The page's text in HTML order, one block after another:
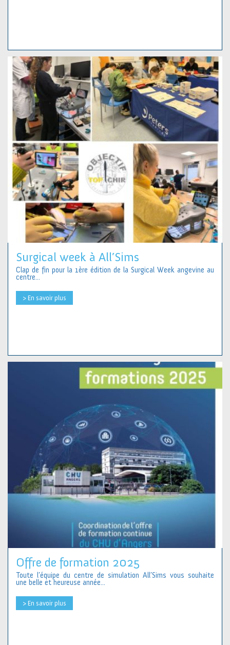
Surgical week à All’Sims
Clap de fin pour la 1ère édition de la Surgical Week angevine au
centre...
> En savoir plus
Offre de formation 2025
Toute l’équipe du centre de simulation All’Sims vous souhaite
une belle et heureuse année...
> En savoir plus